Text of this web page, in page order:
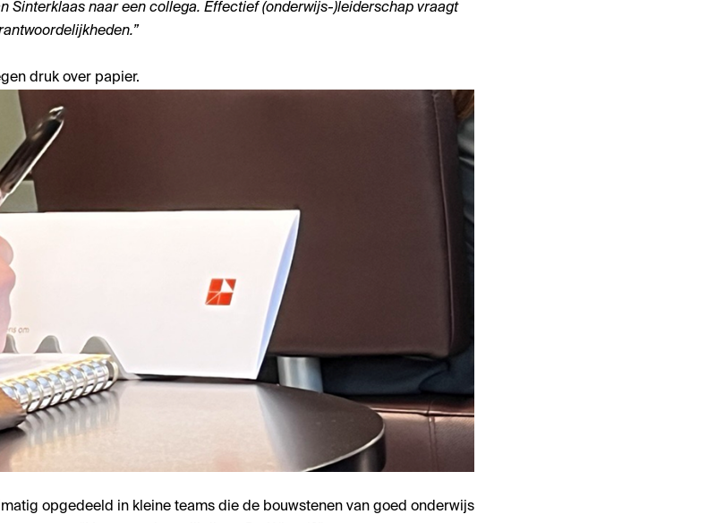
Sinterklaas naar een collega. Effectief (onderwijs-)leiderschap vraagt
druk over papier.
opgedeeld in kleine teams die de bouwstenen van goed onderwijs